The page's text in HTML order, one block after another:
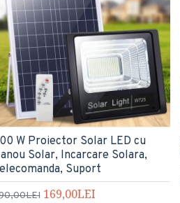
W Proiector Solar LED cu
Solar, Incarcare Solara,
Suport
169,00LEI